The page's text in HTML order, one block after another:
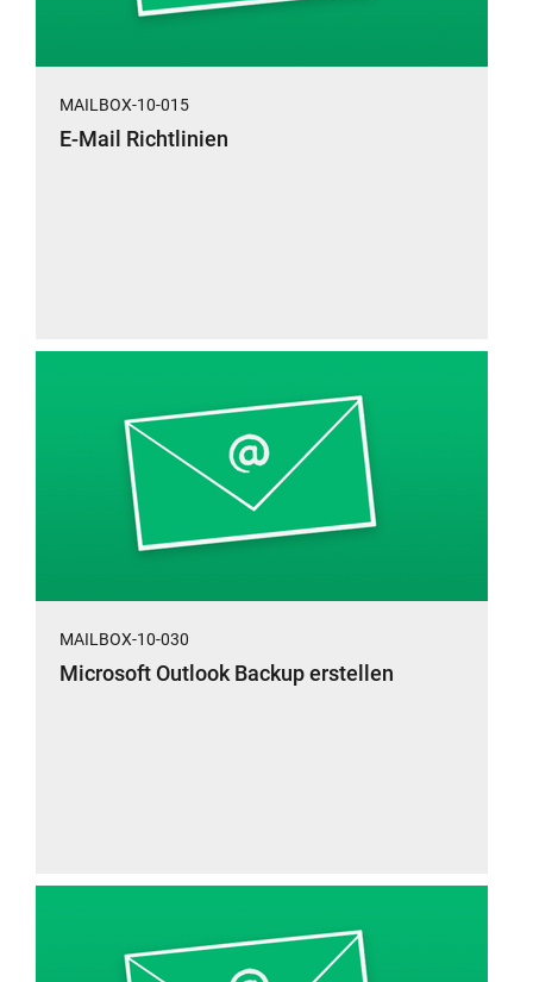
MAILBOX-10-015
E-Mail Richtlinien
MAILBOX-10-030
Microsoft Outlook Backup erstellen